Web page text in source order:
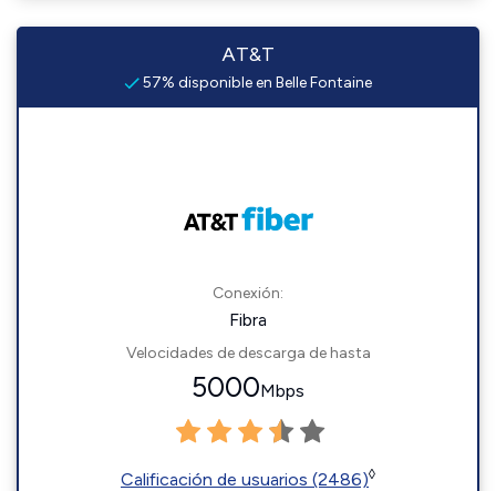
AT&T
57% disponible en Belle Fontaine
Conexión:
Fibra
Velocidades de descarga de hasta
5000Mbps
Calificación de usuarios (2486)◊